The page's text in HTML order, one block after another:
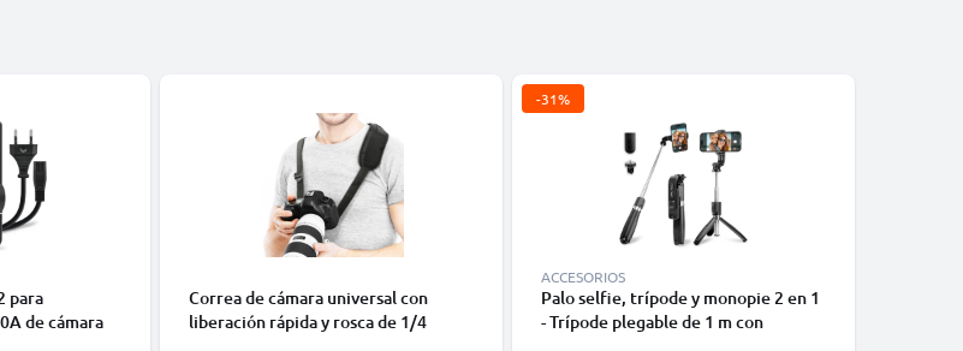
para
de cámara
Correa de cámara universal con
liberación rápida y rosca de 1/4
-31%
ACCESORIOS
Palo selfie, trípode y monopie 2 en 1
- Trípode plegable de 1 m con